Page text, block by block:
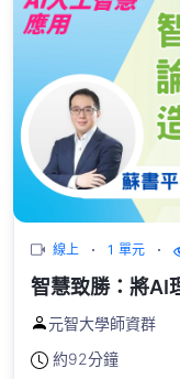
線上 1 單元
智慧致勝：將AI
元智大學師資群
約92分鐘